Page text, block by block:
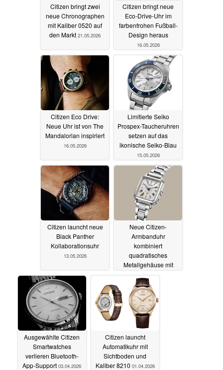
Citizen bringt zwei
neue Chronographen
mit Kaliber 0520 auf
den Markt 21.05.2026
Citizen bringt neue
Eco-Drive-Uhr im
farbenfrohen Fußball-
Design heraus
16.05.2026
Citizen Eco Drive:
Neue Uhr ist von The
Mandalorian inspiriert
16.05.2026
Limitierte Seiko
Prospex-Taucheruhren
setzen auf das
ikonische Seiko-Blau
15.05.2026
Citizen launcht neue
Black Panther
Kollaborationsuhr
13.05.2026
Neue Citizen-
Armbanduhr
kombiniert
quadratisches
Metallgehäuse mit
Armbändern
Ausgewählte Citizen
Smartwatches
verlieren Bluetooth-
App-Support 03.04.2026
Citizen launcht
Automatikuhr mit
Sichtboden und
Kaliber 8210 01.04.2026